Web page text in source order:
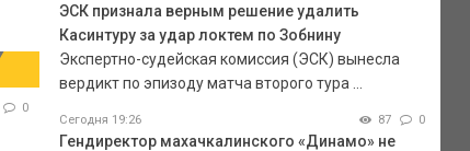
0
ЭСК признала верным решение удалить
Касинтуру за удар локтем по Зобнину
Экспертно-судейская комиссия (ЭСК) вынесла
вердикт по эпизоду матча второго тура ...
Сегодня 19:26 87 0
Гендиректор махачкалинского «Динамо» не